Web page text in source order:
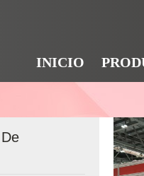
INICIO